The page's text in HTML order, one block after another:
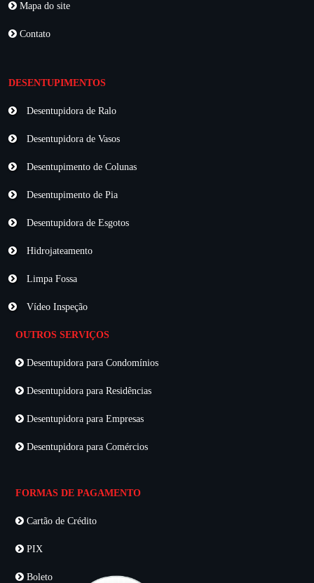
Mapa do site
Contato
DESENTUPIMENTOS
Desentupidora de Ralo
Desentupidora de Vasos
Desentupimento de Colunas
Desentupimento de Pia
Desentupidora de Esgotos
Hidrojateamento
Limpa Fossa
Vídeo Inspeção
OUTROS SERVIÇOS
Desentupidora para Condomínios
Desentupidora para Residências
Desentupidora para Empresas
Desentupidora para Comércios
FORMAS DE PAGAMENTO
Cartão de Crédito
PIX
Boleto